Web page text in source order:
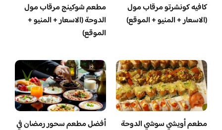
كافيه كونشرتو مرقاب مول
(الاسعار + المنيو + الموقع)
مطعم شوكينج مرقاب مول
الدوحة (الاسعار + المنيو +
الموقع)
مطعم أويشي سوشي الدوحة
أفضل مطعم سحور رمضان في